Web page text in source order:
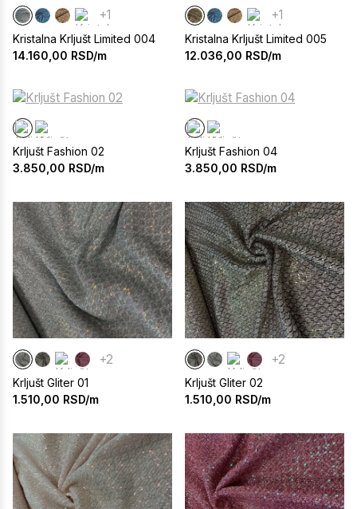
+1
Kristalna Krljušt Limited 004
14.160,00 RSD/m
+1
Kristalna Krljušt Limited 005
12.036,00 RSD/m
Krljušt Fashion 02
3.850,00 RSD/m
Krljušt Fashion 04
3.850,00 RSD/m
+2
Krljušt Gliter 01
1.510,00 RSD/m
+2
Krljušt Gliter 02
1.510,00 RSD/m